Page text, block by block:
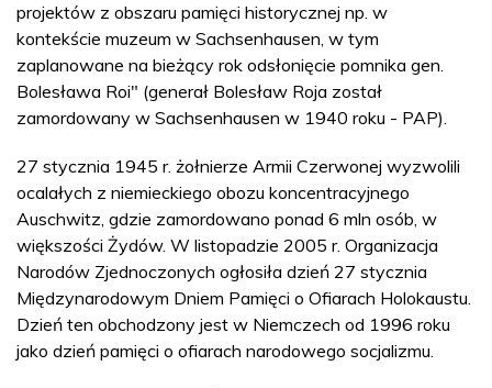
projektów z obszaru pamięci historycznej np. w
kontekście muzeum w Sachsenhausen, w tym
zaplanowane na bieżący rok odsłonięcie pomnika gen.
Bolesława Roi" (generał Bolesław Roja został
zamordowany w Sachsenhausen w 1940 roku - PAP).
27 stycznia 1945 r. żołnierze Armii Czerwonej wyzwolili
ocalałych z niemieckiego obozu koncentracyjnego
Auschwitz, gdzie zamordowano ponad 6 mln osób, w
większości Żydów. W listopadzie 2005 r. Organizacja
Narodów Zjednoczonych ogłosiła dzień 27 stycznia
Międzynarodowym Dniem Pamięci o Ofiarach Holokaustu.
Dzień ten obchodzony jest w Niemczech od 1996 roku
jako dzień pamięci o ofiarach narodowego socjalizmu.